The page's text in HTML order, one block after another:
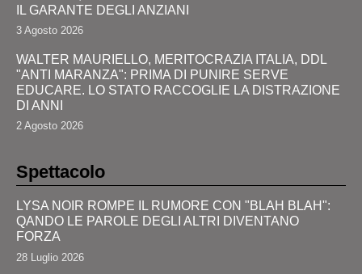
IL GARANTE DEGLI ANZIANI
3 Agosto 2026
WALTER MAURIELLO, MERITOCRAZIA ITALIA, DDL
"ANTI MARANZA": PRIMA DI PUNIRE SERVE
EDUCARE. LO STATO RACCOGLIE LA DISTRAZIONE
DI ANNI
2 Agosto 2026
Spettacolo
LYSA NOIR ROMPE IL RUMORE CON "BLAH BLAH":
QANDO LE PAROLE DEGLI ALTRI DIVENTANO
FORZA
28 Luglio 2026